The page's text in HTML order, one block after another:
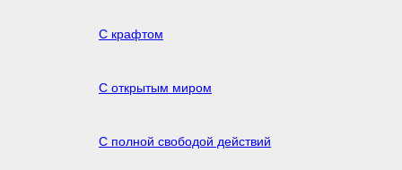
С крафтом
С открытым миром
С полной свободой действий